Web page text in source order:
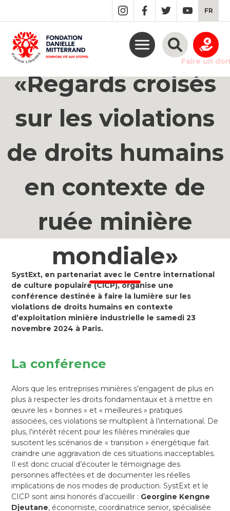
MAIN
CONTENT
FR
Faire un don
Conférence
«Regards croisés
sur les violations
de droits humains
en contexte de
ruée minière
mondiale»
SystExt, en partenariat avec le Centre international
de culture populaire (CICP), organise une
conférence destinée à faire la lumière sur les
violations de droits humains en contexte
d’exploitation minière industrielle le samedi 23
novembre 2024 à Paris.
La conférence
Alors que les entreprises minières s’engagent de plus en
plus à respecter les droits fondamentaux et à mettre en
œuvre les « bonnes » et « meilleures » pratiques
associées, ces violations se multiplient à l’international. De
plus, l’intérêt récent pour les filières minérales que
suscitent les scénarios de « transition » énergétique fait
craindre une aggravation de ces situations inacceptables.
Il est donc crucial d’écouter le témoignage des
personnes affectées et de documenter les réelles
implications de nos modes de production. SystExt et le
CICP sont ainsi honorés d’accueillir : Georgine Kengne
Djeutane, économiste, coordinatrice senior, spécialisée